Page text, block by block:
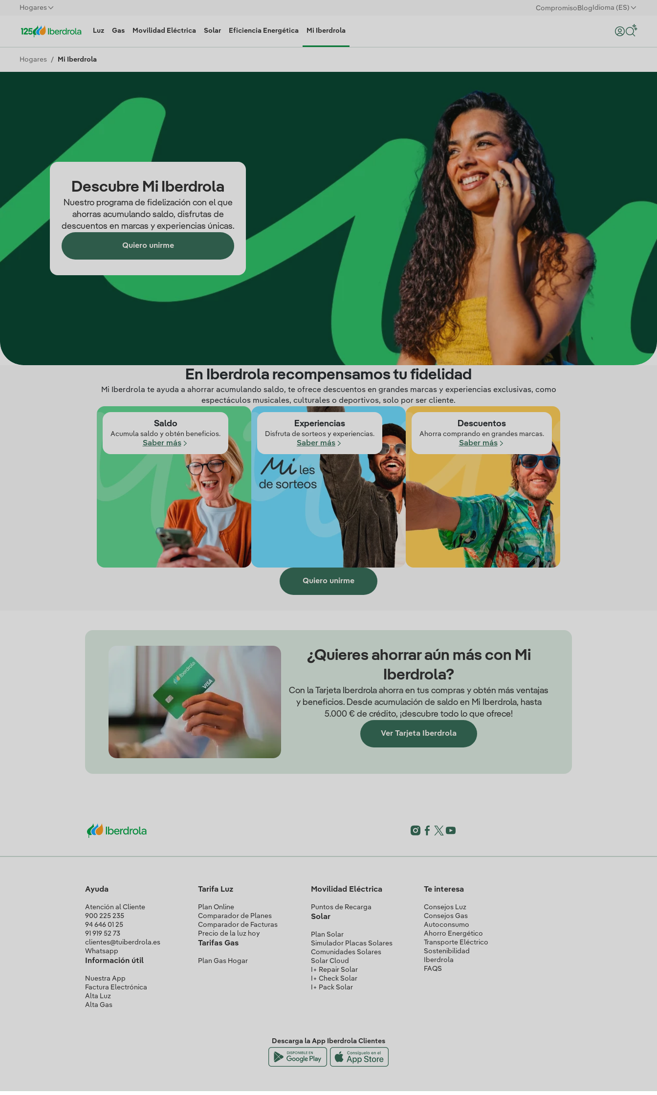
Hogares Compromiso Blog Idioma (ES)
Luz Gas Movilidad Eléctrica Solar Eficiencia Energética Mi Iberdrola
Hogares Mi Iberdrola
Descubre Mi Iberdrola
Nuestro programa de fidelización con el que
ahorras acumulando saldo, disfrutas de
descuentos en marcas y experiencias únicas.
Quiero unirme
En Iberdrola recompensamos tu fidelidad
Mi Iberdrola te ayuda a ahorrar acumulando saldo, te ofrece descuentos en grandes marcas y experiencias exclusivas, como
espectáculos musicales, culturales o deportivos, solo por ser cliente.
Saldo
Acumula saldo y obtén beneficios.
Saber más
Experiencias
Disfruta de sorteos y experiencias.
Saber más
Descuentos
Ahorra comprando en grandes marcas.
Saber más
Quiero unirme
¿Quieres ahorrar aún más con Mi
Iberdrola?
Con la Tarjeta Iberdrola ahorra en tus compras y obtén más ventajas
y beneficios. Desde acumulación de saldo en Mi Iberdrola, hasta
5.000 € de crédito, ¡descubre todo lo que ofrece!
Ver Tarjeta Iberdrola
Ayuda
Atención al Cliente
900 225 235
94 646 01 25
91 919 52 73
clientes@tuiberdrola.es
Whatsapp
Información útil
Nuestra App
Factura Electrónica
Alta Luz
Alta Gas
Tarifa Luz
Plan Online
Comparador de Planes
Comparador de Facturas
Precio de la luz hoy
Tarifas Gas
Plan Gas Hogar
Movilidad Eléctrica
Puntos de Recarga
Solar
Plan Solar
Simulador Placas Solares
Comunidades Solares
Solar Cloud
I+ Repair Solar
I+ Check Solar
I+ Pack Solar
Te interesa
Consejos Luz
Consejos Gas
Autoconsumo
Ahorro Energético
Transporte Eléctrico
Sostenibilidad
Iberdrola
FAQS
Descarga la App Iberdrola Clientes